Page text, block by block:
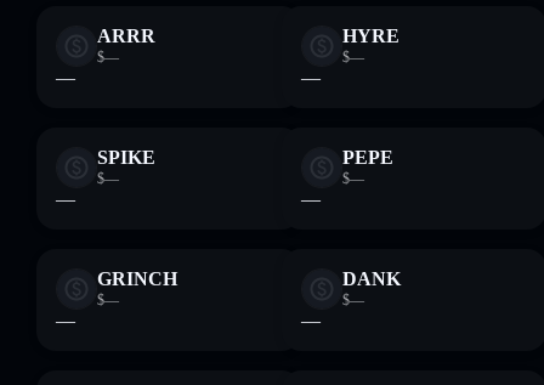
ARRR
$—
—
HYRE
$—
—
SPIKE
$—
—
PEPE
$—
—
GRINCH
$—
—
DANK
$—
—